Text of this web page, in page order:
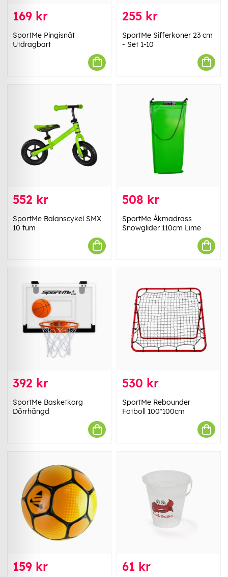
169 kr
SportMe Pingisnät
Utdragbart
255 kr
SportMe Sifferkoner 23 cm
- Set 1-10
552 kr
SportMe Balanscykel SMX
10 tum
508 kr
SportMe Åkmadrass
Snowglider 110cm Lime
392 kr
SportMe Basketkorg
Dörrhängd
530 kr
SportMe Rebounder
Fotboll 100*100cm
159 kr 61 kr